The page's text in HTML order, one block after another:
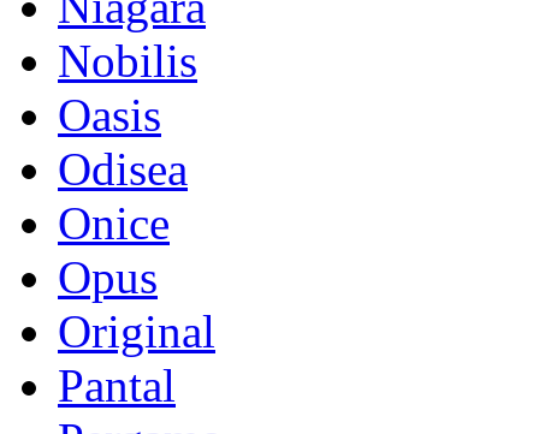
Nobilis
Oasis
Odisea
Onice
Opus
Original
Pantal